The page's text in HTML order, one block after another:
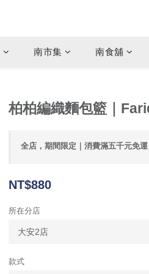
南市集 南食舖
柏柏編織麵包籃｜
全店，期間限定｜消費滿五千元免運
NT$880
所在分店
款式